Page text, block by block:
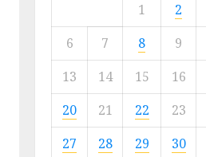
1
2
6
7 8 9
13
14 15 16
20
21 22 23
27
28 29 30